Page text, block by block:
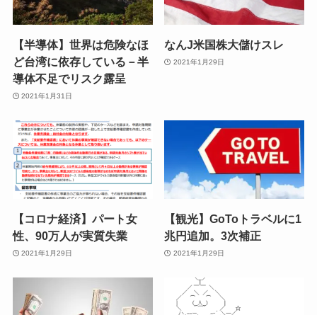
【半導体】世界は危険なほ
ど台湾に依存している－半
導体不足でリスク露呈
2021年1月31日
なんJ米国株大儲けスレ
2021年1月29日
【コロナ経済】パート女
性、90万人が実質失業
2021年1月29日
【観光】GoToトラベルに1
兆円追加。3次補正
2021年1月29日